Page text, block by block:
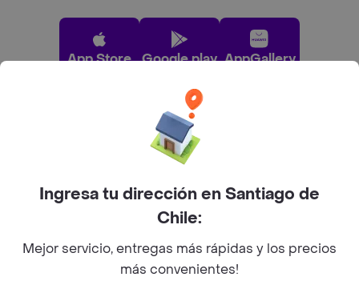
App Store Google play AppGallery
Pide tu comida favorita cerca de ti
Categorías
Ingresa tu dirección en Santiago de
Chile:
Mejor servicio, entregas más rápidas y los precios
más convenientes!